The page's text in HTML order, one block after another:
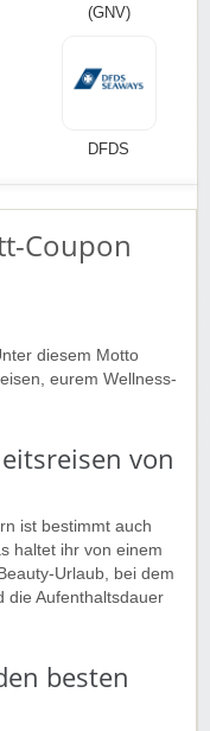
(GNV)
DFDS
Coupon
diesem Motto
eurem Wellness-
von
ist bestimmt auch
haltet ihr von einem
Urlaub, bei dem
die Aufenthaltsdauer
besten